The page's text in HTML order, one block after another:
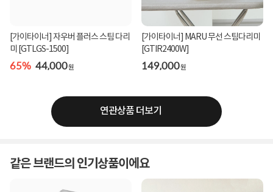
[가이타이너] 자우버 플러스 스팀 다리
미 [GTLGS-1500]
65% 44,000원
[가이타이너] MARU 무선 스팀다리미
[GTIR2400W]
149,000원
연관상품 더보기
같은 브랜드의 인기상품이에요